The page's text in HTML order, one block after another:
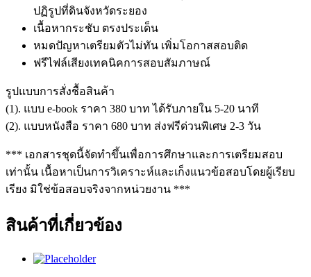
ปฏิรูปที่ดินจังหวัดระยอง
เนื้อหากระชับ ตรงประเด็น
หมดปัญหาเตรียมตัวไม่ทัน เพิ่มโอกาสสอบติด
ฟรีไฟล์เสียงเทคนิคการสอบสัมภาษณ์
รูปแบบการสั่งชื้อสินค้า
(1). แบบ e-book ราคา 380 บาท ได้รับภายใน 5-20 นาที
(2). แบบหนังสือ ราคา 680 บาท ส่งฟรีด่วนพิเศษ 2-3 วัน
*** เอกสารชุดนี้จัดทำขึ้นเพื่อการศึกษาและการเตรียมสอบ
เท่านั้น เนื้อหาเป็นการวิเคราะห์และเก็งแนวข้อสอบโดยผู้เรียบ
เรียง มิใช่ข้อสอบจริงจากหน่วยงาน ***
สินค้าที่เกี่ยวข้อง